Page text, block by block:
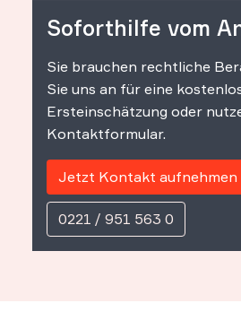
Soforthilfe vom
Sie brauchen rechtliche
Sie uns an für eine
Ersteinschätzung oder
Kontaktformular.
Jetzt Kontakt aufnehmen
0221 / 951 563 0